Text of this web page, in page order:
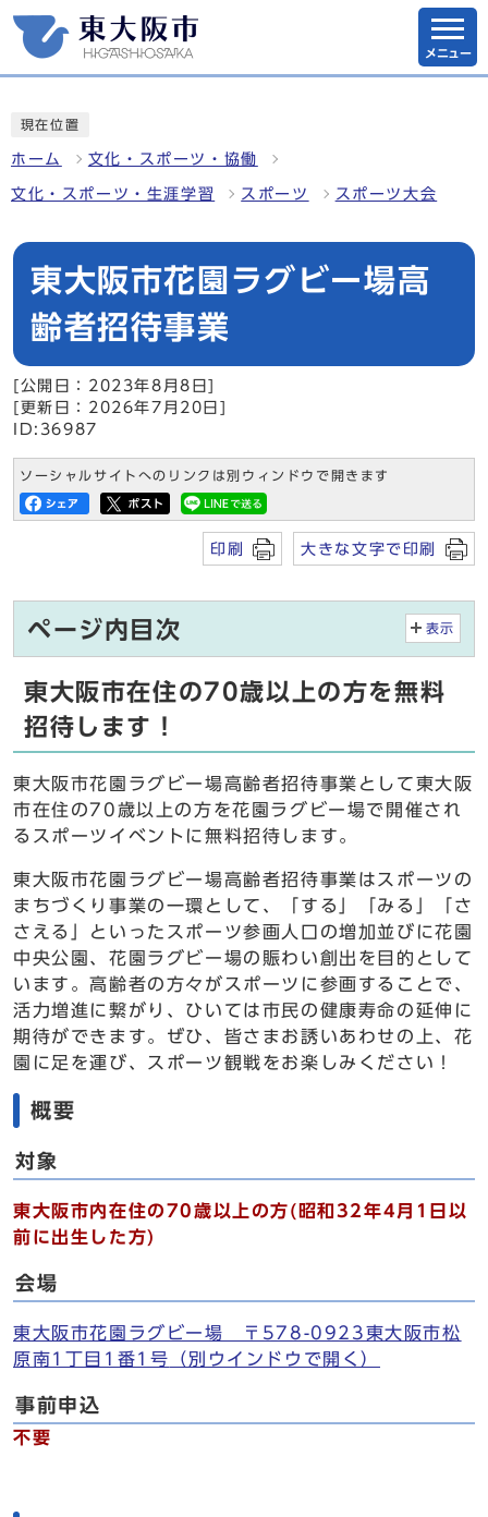
メニュー
現在位置
ホーム 文化・スポーツ・協働
文化・スポーツ・生涯学習 スポーツ スポーツ大会
東大阪市花園ラグビー場高
齢者招待事業
[公開日：2023年8月8日]
[更新日：2026年7月20日]
ID:36987
ソーシャルサイトへのリンクは別ウィンドウで開きます
印刷 大きな文字で印刷
ページ内目次 表示
東大阪市在住の70歳以上の方を無料
招待します！
東大阪市花園ラグビー場高齢者招待事業として東大阪
市在住の70歳以上の方を花園ラグビー場で開催され
るスポーツイベントに無料招待します。
東大阪市花園ラグビー場高齢者招待事業はスポーツの
まちづくり事業の一環として、「する」「みる」「さ
さえる」といったスポーツ参画人口の増加並びに花園
中央公園、花園ラグビー場の賑わい創出を目的として
います。高齢者の方々がスポーツに参画することで、
活力増進に繋がり、ひいては市民の健康寿命の延伸に
期待ができます。ぜひ、皆さまお誘いあわせの上、花
園に足を運び、スポーツ観戦をお楽しみください！
概要
対象
東大阪市内在住の70歳以上の方(昭和32年4月1日以
前に出生した方)
会場
東大阪市花園ラグビー場 〒578-0923東大阪市松
原南1丁目1番1号 （別ウインドウで開く）
事前申込
不要